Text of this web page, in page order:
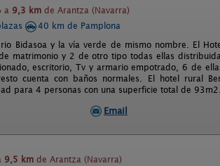
a 9,3 km de Arantza (Navarra)
40 km de Pamplona
Bidasoa y la vía verde de mismo nombre. El
matrimonio y 2 de otro tipo todas ellas
escritorio, Tv y armario empotrado, 6 de
cuenta con baños normales. El hotel rural
para 4 personas con una superficie total de 93m2.
Email
9,5 km de Arantza (Navarra)